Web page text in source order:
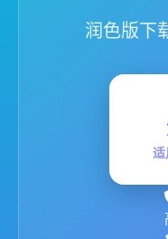
润色版下